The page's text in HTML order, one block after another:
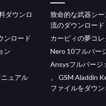
ダウンロ
ンロード
ン
ュアル
致命的な武器シ
流のダウンロード
カービィの夢コ
Nero 10フルバー
Ansysフルバージ
。 GSM Aladdin
ファイルをダウン